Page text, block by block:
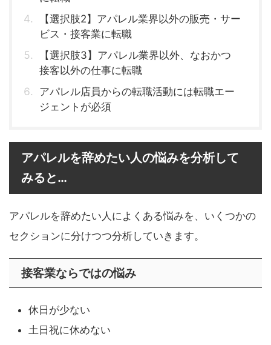
【選択肢2】アパレル業界以外の販売・サー
ビス・接客業に転職
【選択肢3】アパレル業界以外、なおかつ
接客以外の仕事に転職
アパレル店員からの転職活動には転職エー
ジェントが必須
アパレルを辞めたい人の悩みを分析して
みると…
アパレルを辞めたい人によくある悩みを、いくつかの
セクションに分けつつ分析していきます。
接客業ならではの悩み
休日が少ない
土日祝に休めない